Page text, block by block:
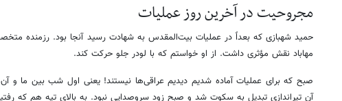
مجروحیت در آخرین روز عملیات
حمید شهبازی که بعداً در عملیات بیت‌المقدس به شهادت رسید آنجا بود. رزمنده
مهاباد نقش مؤثری داشت. از او خواستم که با لودر جلو حرکت کند.
صبح که برای عملیات آماده شدیم دیدیم عراقی‌ها نیستند! یعنی اول شب بین ما و
آن تیراندازی تبدیل به سکوت شد و صبح زود سروصدایی نبود. به بالای تپه هم که